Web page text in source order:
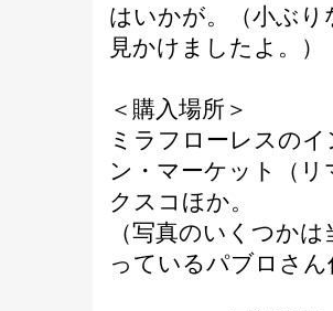
はいかが。（小ぶり
見かけましたよ。）
＜購入場所＞
ミラフローレスの
ン・マーケット（リ
クスコほか。
（写真のいくつか
っているパブロさん